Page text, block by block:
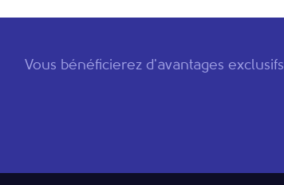
Vous bénéficierez d'avantages exclusifs